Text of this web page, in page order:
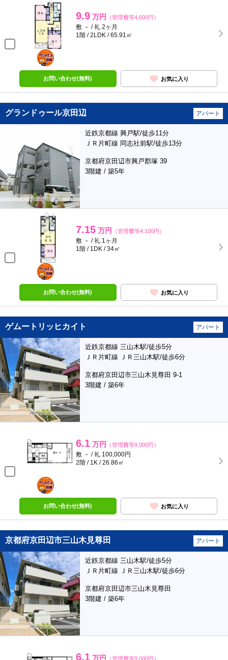
9.9 万円 （管理費等4,600円）
敷 － / 礼 2ヶ月
1階 / 2LDK / 65.91㎡
ポンタ
部屋
お問い合わせ(無料) お気に入り
グランドゥール京田辺 アパート
近鉄京都線 興戸駅/徒歩11分
ＪＲ片町線 同志社前駅/徒歩13分
京都府京田辺市興戸郡塚 39
3階建 / 築5年
7.15 万円 （管理費等4,100円）
敷 － / 礼 1ヶ月
1階 / 1DK / 34㎡
ポンタ
部屋
お問い合わせ(無料) お気に入り
ゲムートリッヒカイト アパート
近鉄京都線 三山木駅/徒歩5分
ＪＲ片町線 ＪＲ三山木駅/徒歩6分
京都府京田辺市三山木見尊田 9-1
3階建 / 築6年
6.1 万円 （管理費等9,000円）
敷 － / 礼 100,000円
2階 / 1K / 26.86㎡
ポンタ
部屋
お問い合わせ(無料) お気に入り
京都府京田辺市三山木見尊田 アパート
近鉄京都線 三山木駅/徒歩5分
ＪＲ片町線 ＪＲ三山木駅/徒歩6分
京都府京田辺市三山木見尊田
3階建 / 築6年
6.1 万円 （管理費等9,000円）